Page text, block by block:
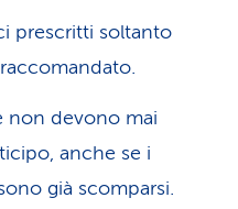
prescritti soltanto
non devono mai
anche se i
già scomparsi.